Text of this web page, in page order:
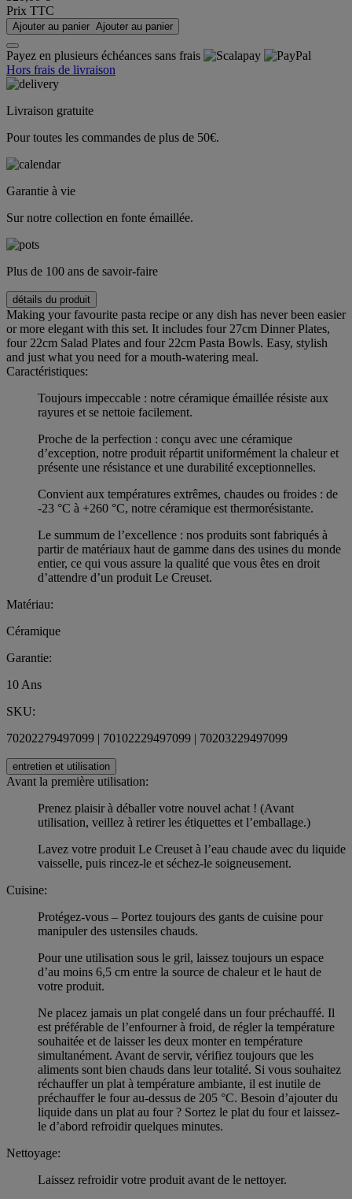
Prix TTC
Ajouter au panier Ajouter au panier
Payez en plusieurs échéances sans frais
Hors frais de livraison
Livraison gratuite
Pour toutes les commandes de plus de 50€.
Garantie à vie
Sur notre collection en fonte émaillée.
Plus de 100 ans de savoir-faire
détails du produit
Making your favourite pasta recipe or any dish has never been easier
or more elegant with this set. It includes four 27cm Dinner Plates,
four 22cm Salad Plates and four 22cm Pasta Bowls. Easy, stylish
and just what you need for a mouth-watering meal.
Caractéristiques:
Toujours impeccable : notre céramique émaillée résiste aux
rayures et se nettoie facilement.
Proche de la perfection : conçu avec une céramique
d’exception, notre produit répartit uniformément la chaleur et
présente une résistance et une durabilité exceptionnelles.
Convient aux températures extrêmes, chaudes ou froides : de
-23 °C à +260 °C, notre céramique est thermorésistante.
Le summum de l’excellence : nos produits sont fabriqués à
partir de matériaux haut de gamme dans des usines du monde
entier, ce qui vous assure la qualité que vous êtes en droit
d’attendre d’un produit Le Creuset.
Matériau:
Céramique
Garantie:
10 Ans
SKU:
70202279497099 | 70102229497099 | 70203229497099
entretien et utilisation
Avant la première utilisation:
Prenez plaisir à déballer votre nouvel achat ! (Avant
utilisation, veillez à retirer les étiquettes et l’emballage.)
Lavez votre produit Le Creuset à l’eau chaude avec du liquide
vaisselle, puis rincez-le et séchez-le soigneusement.
Cuisine:
Protégez-vous – Portez toujours des gants de cuisine pour
manipuler des ustensiles chauds.
Pour une utilisation sous le gril, laissez toujours un espace
d’au moins 6,5 cm entre la source de chaleur et le haut de
votre produit.
Ne placez jamais un plat congelé dans un four préchauffé. Il
est préférable de l’enfourner à froid, de régler la température
souhaitée et de laisser les deux monter en température
simultanément. Avant de servir, vérifiez toujours que les
aliments sont bien chauds dans leur totalité. Si vous souhaitez
réchauffer un plat à température ambiante, il est inutile de
préchauffer le four au-dessus de 205 °C. Besoin d’ajouter du
liquide dans un plat au four ? Sortez le plat du four et laissez-
le d’abord refroidir quelques minutes.
Nettoyage:
Laissez refroidir votre produit avant de le nettoyer.